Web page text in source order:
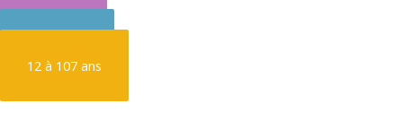
12 à 107 ans